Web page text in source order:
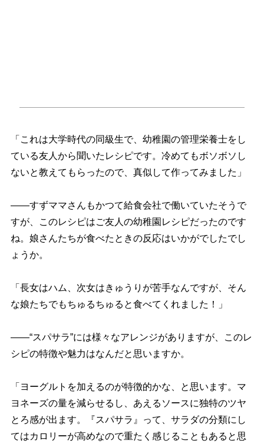
「これは大学時代の同級生で、幼稚園の管理栄養士をし
ている友人から聞いたレシピです。冷めてもボソボソし
ないと教えてもらったので、真似して作ってみました」
――すずママさんもかつて給食会社で働いていたそうで
すが、このレシピはご友人の幼稚園レシピだったのです
ね。娘さんたちが食べたときの反応はいかがでしたでし
ょうか。
「長女はハム、次女はきゅうりが苦手なんですが、そん
な娘たちでもちゅるちゅると食べてくれました！」
――“スパサラ”には様々なアレンジがありますが、このレ
シピの特徴や魅力はなんだと思いますか。
「ヨーグルトを加えるのが特徴的かな、と思います。マ
ヨネーズの量を減らせるし、あえるソースに独特のツヤ
とろ感が出ます。『スパサラ』って、サラダの分類にし
てはカロリーが高めなので重たく感じることもあると思